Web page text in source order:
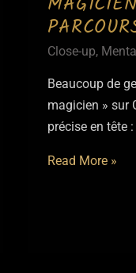
Close-up,
Beaucoup de
magicien » sur
précise en tête
Comment
Read More »